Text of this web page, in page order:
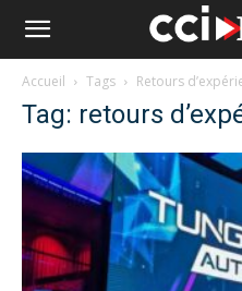
Accueil Tags Retours
Tag: retours